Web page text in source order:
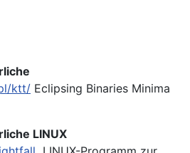
ktt/ Eclipsing Binaries Minima
LINUX